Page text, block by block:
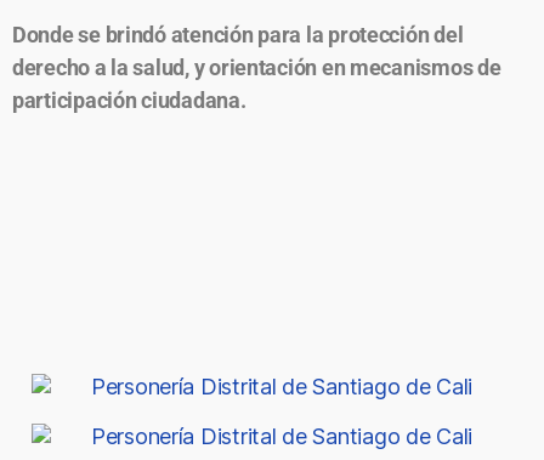
Donde se brindó atención para la protección del
derecho a la salud, y orientación en mecanismos de
participación ciudadana.